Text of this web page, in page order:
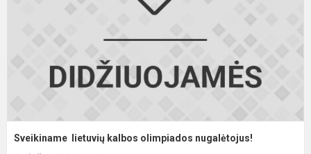
Sveikiname lietuvių kalbos olimpiados nugalėtojus!